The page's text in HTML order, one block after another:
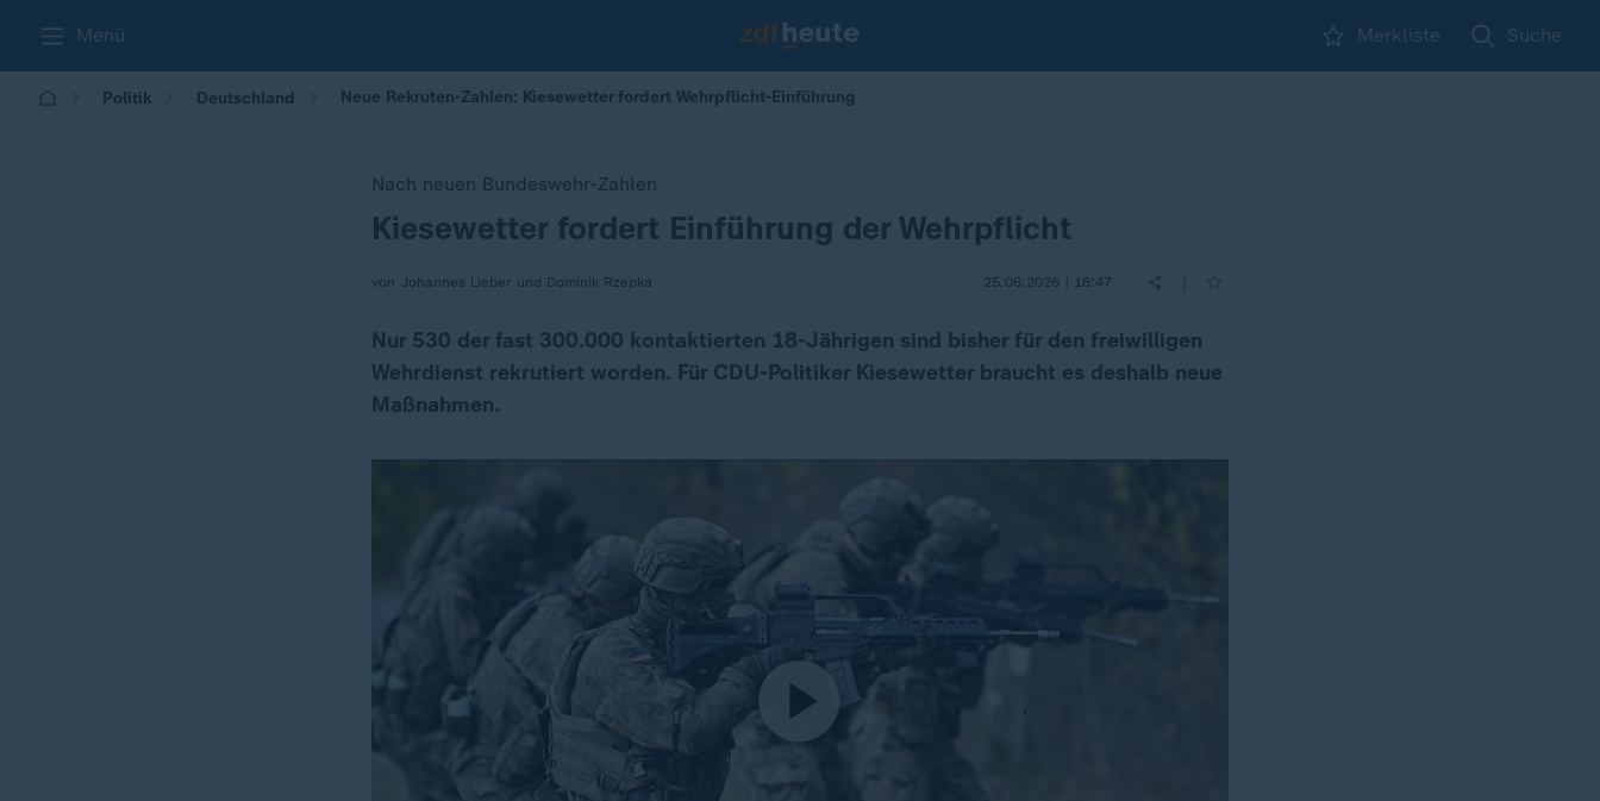
Menü Merkliste Suche
Politik Deutschland Neue Rekruten-Zahlen: Kiesewetter fordert Wehrpflicht-Einführung
Nach neuen Bundeswehr-Zahlen
:Kiesewetter fordert Einführung der Wehrpflicht
von Johannes Lieber und Dominik Rzepka 25.06.2026 | 16:47
Nur 530 der fast 300.000 kontaktierten 18-Jährigen sind bisher für den freiwilligen
Wehrdienst rekrutiert worden. Für CDU-Politiker Kiesewetter braucht es deshalb neue
Maßnahmen.